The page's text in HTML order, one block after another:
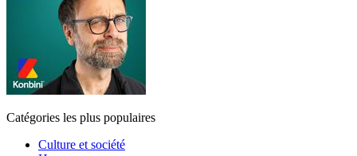
Catégories les plus populaires
Culture et société